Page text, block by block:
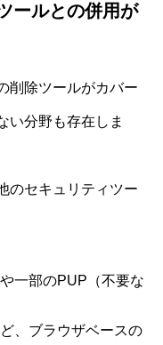
ールとの併用が
削除ツールがカバー
い分野も存在しま
のセキュリティツー
一部のPUP（不要な
、ブラウザベースの